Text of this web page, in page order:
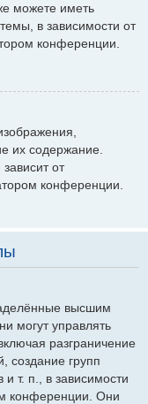
можете иметь
в зависимости от
конференции.
их содержание.
от
конференции.
высшим
могут управлять
разграничение
создание групп
т. п., в зависимости
конференции. Они